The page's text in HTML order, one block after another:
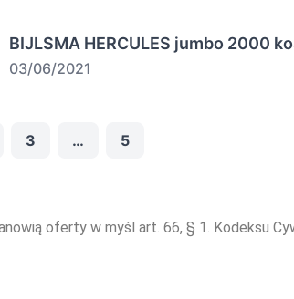
BIJLSMA HERCULES jumbo 2000
03/06/2021
3 … 5
oferty w myśl art. 66, § 1. Kodeksu